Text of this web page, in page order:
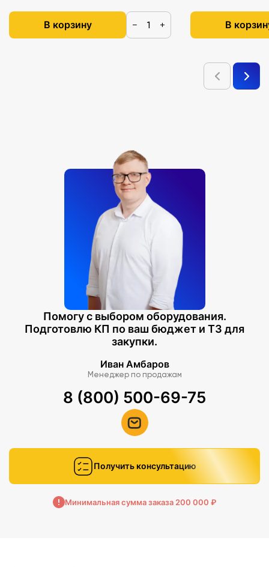
В корзину − + В
Помогу с выбором оборудования.
Подготовлю КП по ваш бюджет и ТЗ для
закупки.
Иван Амбаров
Менеджер по продажам
8 (800) 500-69-75
Получить консультацию
Минимальная сумма заказа 200 000 ₽